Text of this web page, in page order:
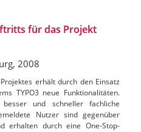
für das Projekt
2008
erhält durch den Einsatz
TYPO3 neue Funktionalitäten.
und schneller fachliche
Nutzer sind gegenüber
erhalten durch eine One-Stop-